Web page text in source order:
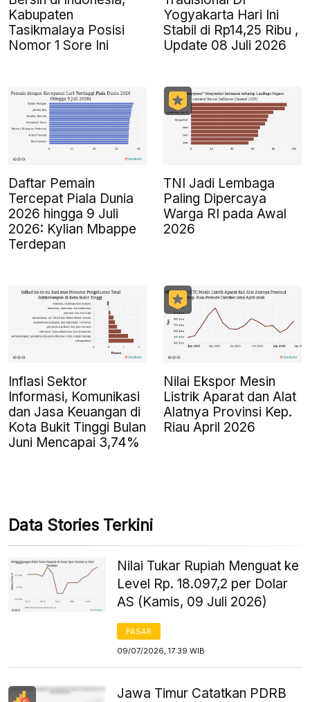
Kabupaten
Tasikmalaya Posisi
Nomor 1 Sore Ini
Yogyakarta Hari Ini
Stabil di Rp14,25 Ribu ,
Update 08 Juli 2026
Daftar Pemain
Tercepat Piala Dunia
2026 hingga 9 Juli
2026: Kylian Mbappe
Terdepan
TNI Jadi Lembaga
Paling Dipercaya
Warga RI pada Awal
2026
Inflasi Sektor
Informasi, Komunikasi
dan Jasa Keuangan di
Kota Bukit Tinggi Bulan
Juni Mencapai 3,74%
Nilai Ekspor Mesin
Listrik Aparat dan Alat
Alatnya Provinsi Kep.
Riau April 2026
Data Stories Terkini
Nilai Tukar Rupiah Menguat ke
Level Rp. 18.097,2 per Dolar
AS (Kamis, 09 Juli 2026)
PASAR
09/07/2026, 17:39 WIB
Jawa Timur Catatkan PDRB